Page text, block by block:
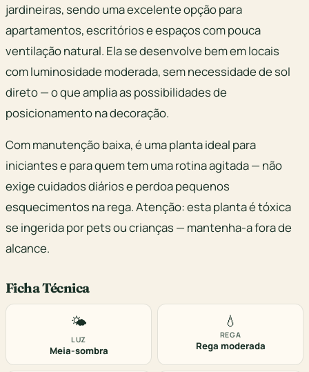
jardineiras, sendo uma excelente opção para
apartamentos, escritórios e espaços com pouca
ventilação natural. Ela se desenvolve bem em locais
com luminosidade moderada, sem necessidade de sol
direto — o que amplia as possibilidades de
posicionamento na decoração.
Com manutenção baixa, é uma planta ideal para
iniciantes e para quem tem uma rotina agitada — não
exige cuidados diários e perdoa pequenos
esquecimentos na rega. Atenção: esta planta é tóxica
se ingerida por pets ou crianças — mantenha-a fora de
alcance.
Ficha Técnica
🌤️
LUZ
Meia-sombra
💧
REGA
Rega moderada